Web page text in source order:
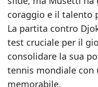
coraggio e il talento
La partita contro
test cruciale per il
consolidare la sua
tennis mondiale con
memorabile.